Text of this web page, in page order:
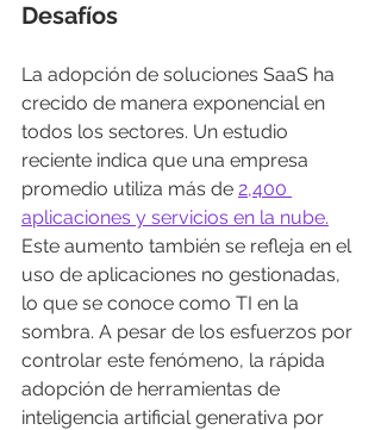
Desafíos
La adopción de soluciones SaaS ha
crecido de manera exponencial en
todos los sectores. Un estudio
reciente indica que una empresa
promedio utiliza más de 2,400
aplicaciones y servicios en la nube.
Este aumento también se refleja en el
uso de aplicaciones no gestionadas,
lo que se conoce como TI en la
sombra. A pesar de los esfuerzos por
controlar este fenómeno, la rápida
adopción de herramientas de
inteligencia artificial generativa por